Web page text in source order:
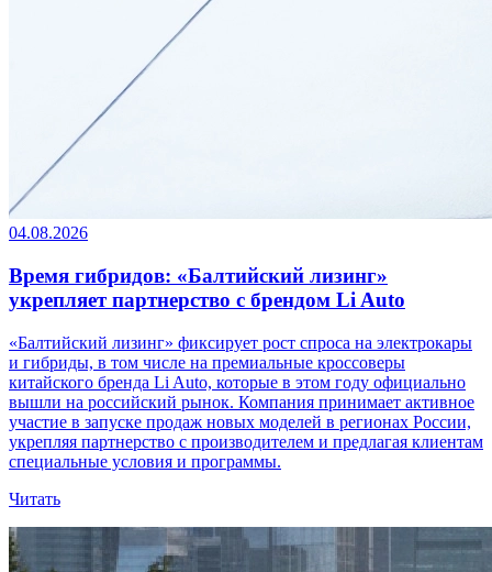
04.08.2026
Время гибридов: «Балтийский лизинг»
укрепляет партнерство с брендом Li Auto
«Балтийский лизинг» фиксирует рост спроса на электрокары
и гибриды, в том числе на премиальные кроссоверы
китайского бренда Li Auto, которые в этом году официально
вышли на российский рынок. Компания принимает активное
участие в запуске продаж новых моделей в регионах России,
укрепляя партнерство с производителем и предлагая клиентам
специальные условия и программы.
Читать